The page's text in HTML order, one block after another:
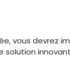
vous devrez
solution